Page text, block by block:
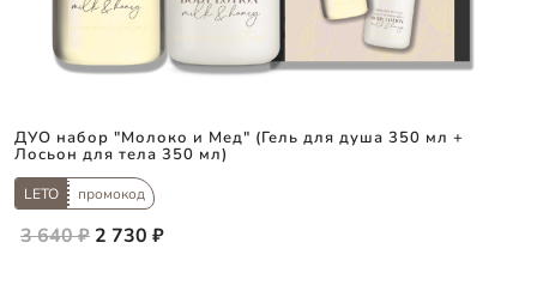
ДУО набор "Молоко и Мед" (Гель для душа 350 мл +
Лосьон для тела 350 мл)
LETO промокод
3 640 ₽ 2 730 ₽